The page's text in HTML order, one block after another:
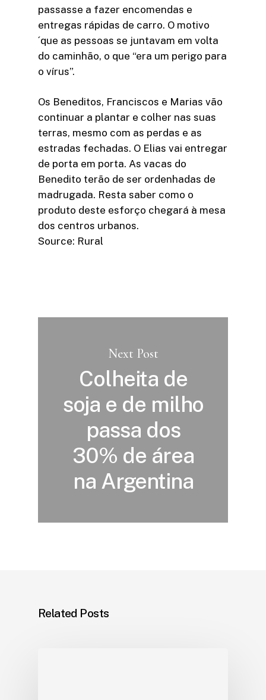
passasse a fazer encomendas e
entregas rápidas de carro. O motivo
´que as pessoas se juntavam em volta
do caminhão, o que “era um perigo para
o vírus”.
Os Beneditos, Franciscos e Marias vão
continuar a plantar e colher nas suas
terras, mesmo com as perdas e as
estradas fechadas. O Elias vai entregar
de porta em porta. As vacas do
Benedito terão de ser ordenhadas de
madrugada. Resta saber como o
produto deste esforço chegará à mesa
dos centros urbanos.
Source: Rural
Next Post
Colheita de
soja e de milho
passa dos
30% de área
na Argentina
Related Posts